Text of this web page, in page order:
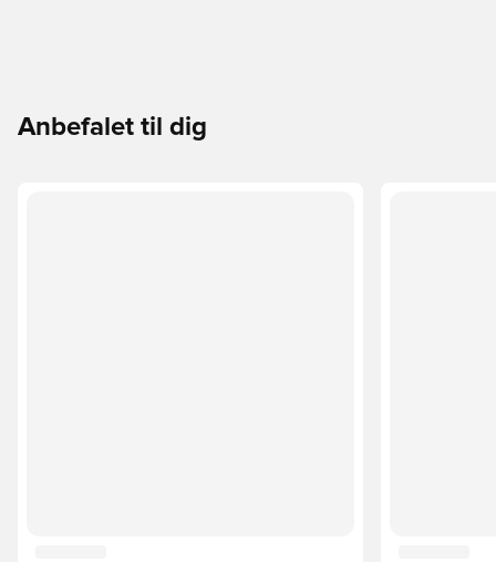
Anbefalet til dig